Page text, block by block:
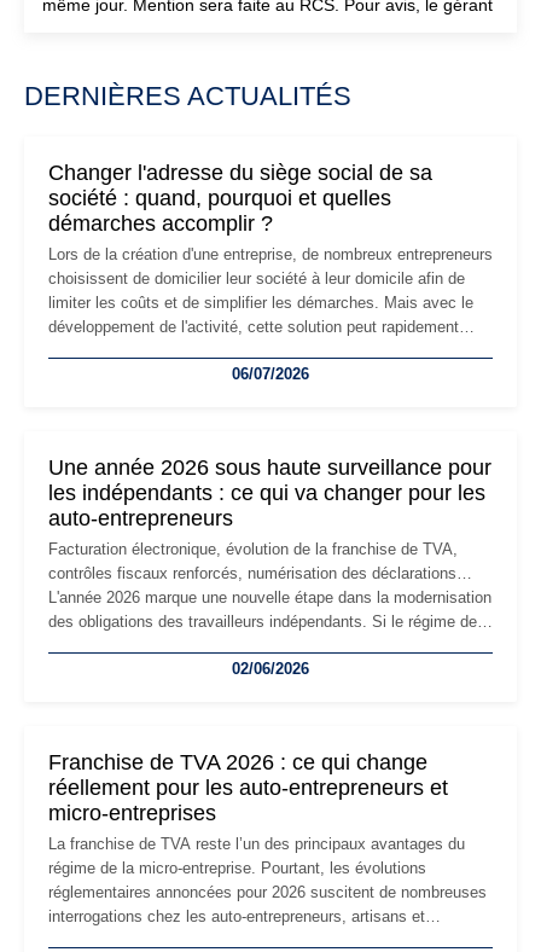
même jour. Mention sera faite au RCS. Pour avis, le gérant
DERNIÈRES ACTUALITÉS
Changer l'adresse du siège social de sa
société : quand, pourquoi et quelles
démarches accomplir ?
Lors de la création d'une entreprise, de nombreux entrepreneurs
choisissent de domicilier leur société à leur domicile afin de
limiter les coûts et de simplifier les démarches. Mais avec le
développement de l'activité, cette solution peut rapidement
professionnels, recrutement, image de marque… Le
06/07/2026
Une année 2026 sous haute surveillance pour
les indépendants : ce qui va changer pour les
auto-entrepreneurs
Facturation électronique, évolution de la franchise de TVA,
contrôles fiscaux renforcés, numérisation des déclarations…
L'année 2026 marque une nouvelle étape dans la modernisation
des obligations des travailleurs indépendants. Si le régime de
les auto-entrepreneurs devront s'adapter à un environnement
02/06/2026
Franchise de TVA 2026 : ce qui change
réellement pour les auto-entrepreneurs et
micro-entreprises
La franchise de TVA reste l’un des principaux avantages du
régime de la micro-entreprise. Pourtant, les évolutions
réglementaires annoncées pour 2026 suscitent de nombreuses
interrogations chez les auto-entrepreneurs, artisans et